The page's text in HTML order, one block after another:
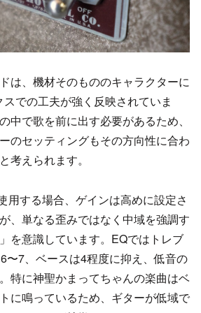
は、機材そのもののキャラクターに
での工夫が強く反映されていま
中で歌を前に出す必要があるため、
のセッティングもその方向性に合わ
考えられます。
用する場合、ゲインは高めに設定さ
、単なる歪みではなく中域を強調す
を意識しています。EQではトレブ
〜7、ベースは4程度に抑え、低音の
特に神聖かまってちゃんの楽曲はベ
に鳴っているため、ギターが低域で